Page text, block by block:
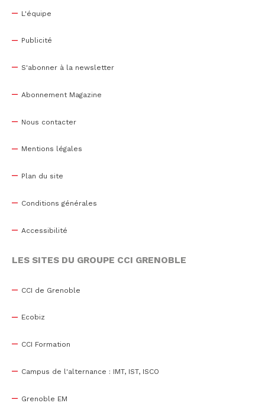
L'équipe
Publicité
S'abonner à la newsletter
Abonnement Magazine
Nous contacter
Mentions légales
Plan du site
Conditions générales
Accessibilité
LES SITES DU GROUPE CCI GRENOBLE
CCI de Grenoble
Ecobiz
CCI Formation
Campus de l'alternance : IMT, IST, ISCO
Grenoble EM